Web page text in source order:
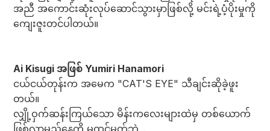
အညီ အကောင်းဆုံးလုပ်ဆောင်သွားမှာဖြစ်လို့ မင်းရဲ့ပံ့ပိုးမှုကို
ကျေးဇူးတင်ပါတယ်။
Ai Kisugi အဖြစ် Yumiri Hanamori
ငယ်ငယ်တုန်းက အမေက "CAT'S EYE" သီချင်းဆိုခဲ့ဖူး
တယ်။
လျှို့ဝှက်ဆန်းကြယ်သော မိန်းကလေးများထဲမှ တစ်ယောက်
ဖြစ်လာမည့်နေ့ကို မထင်မှတ်ဘဲ...